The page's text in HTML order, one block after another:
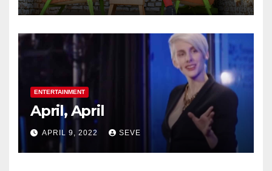
ENTERTAINMENT
April, April
APRIL 9, 2022 SEVE